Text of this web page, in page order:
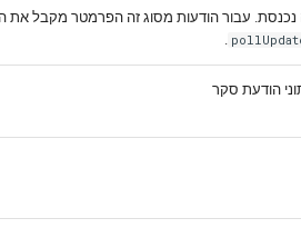
נכנסת. עבור הודעות מסוג זה הפרמטר מקבל את
.
הודעת סקר